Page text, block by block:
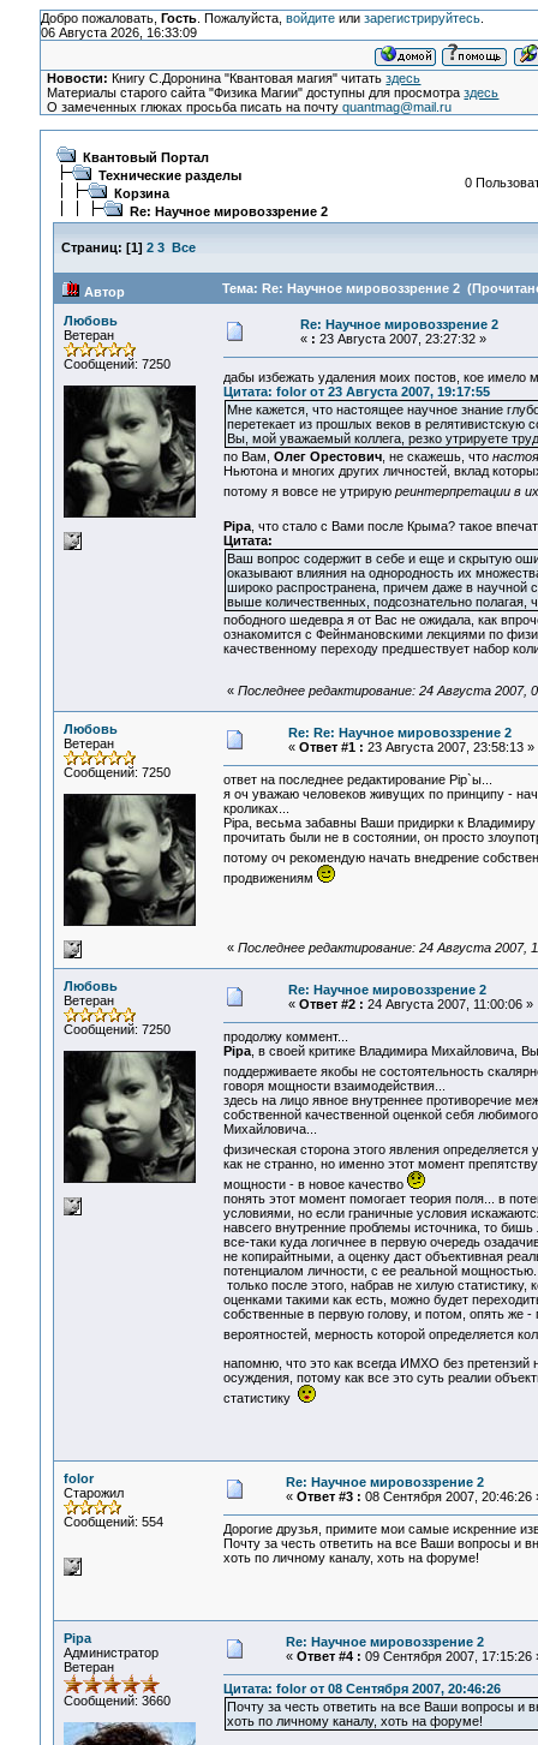
Добро пожаловать, Гость. Пожалуйста, войдитеили зарегистрируйтесь.
06 Августа 2026, 16:33:09
Новости: Книгу С.Доронина "Квантовая магия" читатьздесь
Материалы старого сайта "Физика Магии" доступны для просмотраздесь
О замеченных глюках просьба писать на почтуquantmag@mail.ru
Квантовый Портал
Технические разделы
Корзина
Re: Научное мировоззрение 2
0
Страниц: [1] 2 3 Все
Автор Тема: Re: Научное мировоззрение 2
Любовь
Ветеран
Сообщений: 7250
Re: Научное мировоззрение 2
« : 23 Августа 2007, 23:27:32 »
дабы избежать удаления моих постов, кое
Цитата: folor от 23 Августа 2007, 19:17:55
Мне кажется, что настоящее научное знание
перетекает из прошлых веков в релятивистскую
Вы, мой уважаемый коллега, резко утрируете
по Вам, Олег Орестович, не скажешь, что
Ньютона и многих других личностей, вклад
потому я вовсе не утрирую реинтерпретации в
Pipa, что стало с Вами после Крыма? такое
Цитата:
Ваш вопрос содержит в себе и еще и скрытую
оказывают влияния на однородность их
широко распространена, причем даже в научной
выше количественных, подсознательно полагая,
пободного шедевра я от Вас не ожидала, как
ознакомится с Фейнмановскими лекциями по
качественному переходу предшествует набор
« Последнее редактирование: 24 Августа 2007,
Любовь
Ветеран
Сообщений: 7250
Re: Re: Научное мировоззрение 2
« Ответ #1 : 23 Августа 2007, 23:58:13 »
ответ на последнее редактирование Pip`ы...
я оч уважаю человеков живущих по принципу -
кроликах...
Pipa, весьма забавны Ваши придирки к
прочитать были не в состоянии, он просто
потому оч рекомендую начать внедрение
продвижениям
« Последнее редактирование: 24 Августа 2007,
Любовь
Ветеран
Сообщений: 7250
Re: Научное мировоззрение 2
« Ответ #2 : 24 Августа 2007, 11:00:06 »
продолжу коммент...
Pipa, в своей критике Владимира Михайловича,
поддерживаете якобы не состоятельность
говоря мощности взаимодействия...
здесь на лицо явное внутреннее противоречие
собственной качественной оценкой себя
Михайловича...
физическая сторона этого явления
как не странно, но именно этот момент
мощности - в новое качество
понять этот момент помогает теория поля... в
условиями, но если граничные условия
навсего внутренние проблемы источника, то бишь
все-таки куда логичнее в первую очередь
не копирайтными, а оценку даст объективная
потенциалом личности, с ее реальной
только после этого, набрав не хилую
оценками такими как есть, можно будет
собственные в первую голову, и потом, опять же -
вероятностей, мерность которой определяется
напомню, что это как всегда ИМХО без претензий
осуждения, потому как все это суть реалии
статистику
folor
Старожил
Сообщений: 554
Re: Научное мировоззрение 2
« Ответ #3 : 08 Сентября 2007, 20:46:26
Дорогие друзья, примите мои самые искренние
Почту за честь ответить на все Ваши вопросы и
хоть по личному каналу, хоть на форуме!
Pipa
Администратор
Ветеран
Сообщений: 3660
Re: Научное мировоззрение 2
« Ответ #4 : 09 Сентября 2007, 17:15:26
Цитата: folor от 08 Сентября 2007, 20:46:26
Почту за честь ответить на все Ваши вопросы и
хоть по личному каналу, хоть на форуме!